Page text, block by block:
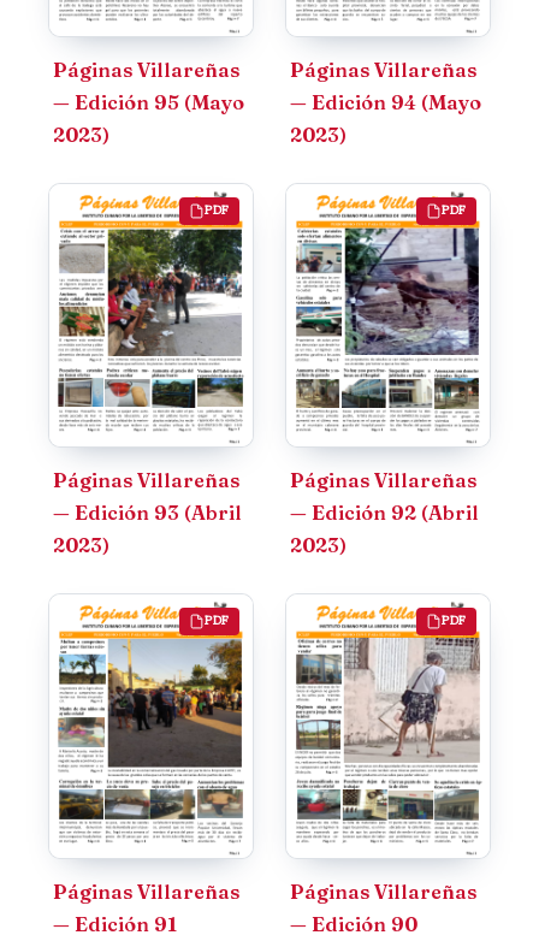
Páginas Villareñas
— Edición 95 (Mayo
2023)
Páginas Villareñas
— Edición 94 (Mayo
2023)
PDF
Páginas Villareñas
— Edición 93 (Abril
2023)
PDF
Páginas Villareñas
— Edición 92 (Abril
2023)
PDF
Páginas Villareñas
— Edición 91
PDF
Páginas Villareñas
— Edición 90